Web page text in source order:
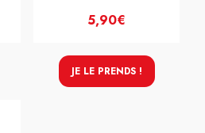
5,90€
JE LE PRENDS !